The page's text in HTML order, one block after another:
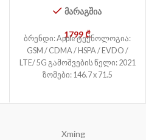
მარაგშია
1799₾
ბრენდი: Apple ტექნოლოგია:
GSM / CDMA / HSPA / EVDO /
LTE/ 5G გამოშვების წელი: 2021
ზომები: 146.7 x 71.5
Xming